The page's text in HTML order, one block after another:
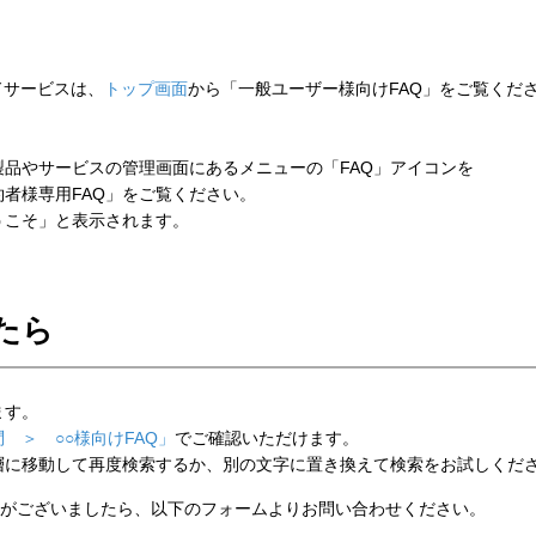
ービスは、 トップ画面から「一般ユーザー様向けFAQ」をご覧くださ
サービスの管理画面にあるメニューの「FAQ」アイコンを
専用FAQ」をご覧ください。
そ」と表示されます。
ら
。
＞ ○○様向けFAQ」 でご確認いただけます。
移動して再度検索するか、別の文字に置き換えて検索をお試しくださ
ございましたら、以下のフォームよりお問い合わせください。